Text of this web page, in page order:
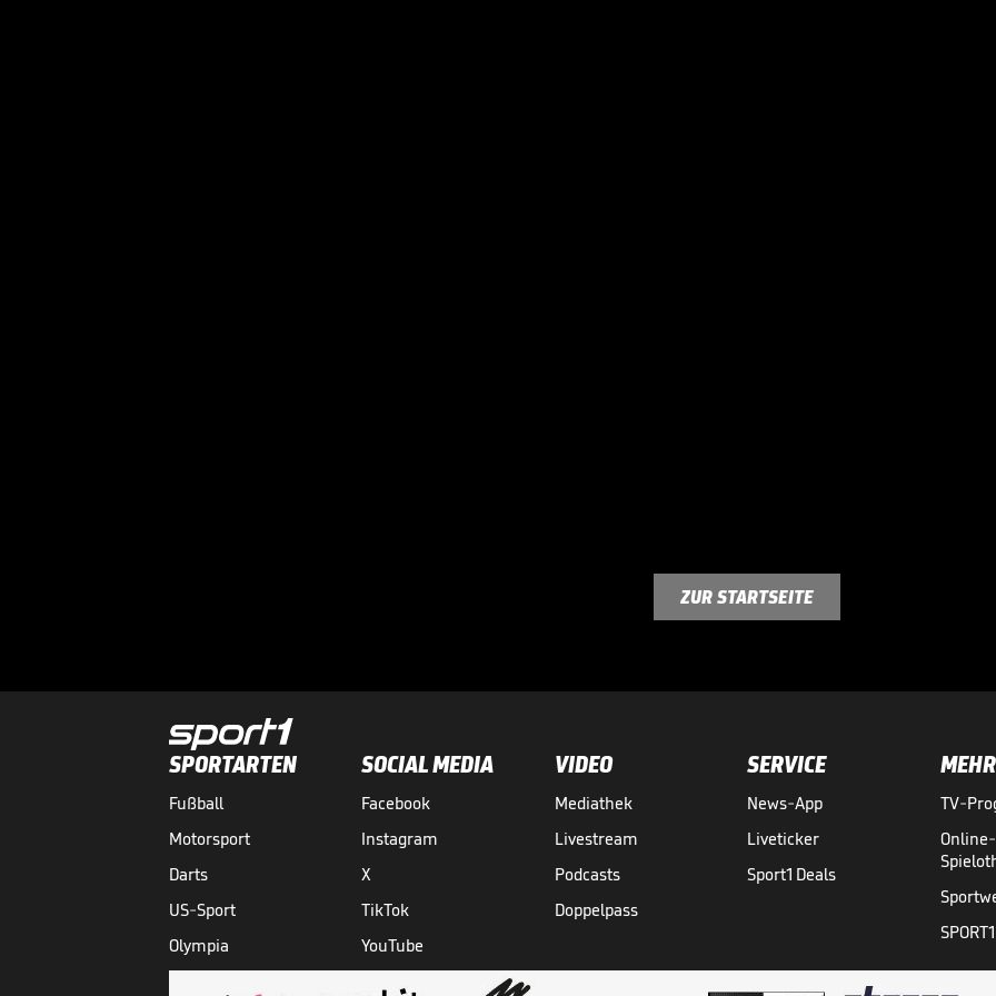
ZUR STARTSEITE
SPORTARTEN
Fußball
Motorsport
Darts
US-Sport
Olympia
SOCIAL MEDIA
Facebook
Instagram
X
TikTok
YouTube
VIDEO
Mediathek
Livestream
Podcasts
Doppelpass
SERVICE
News-App
Liveticker
Sport1 Deals
MEHR
TV-